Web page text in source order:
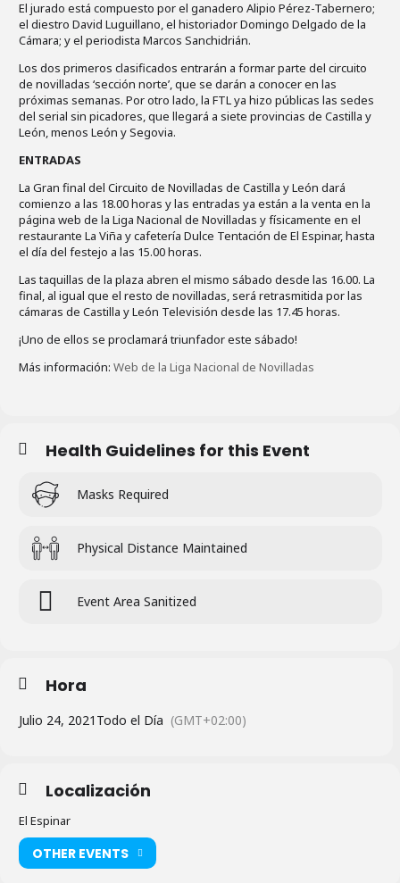
El jurado está compuesto por el ganadero Alipio Pérez-Tabernero;
el diestro David Luguillano, el historiador Domingo Delgado de la
Cámara; y el periodista Marcos Sanchidrián.
Los dos primeros clasificados entrarán a formar parte del circuito
de novilladas ‘sección norte’, que se darán a conocer en las
próximas semanas. Por otro lado, la FTL ya hizo públicas las sedes
del serial sin picadores, que llegará a siete provincias de Castilla y
León, menos León y Segovia.
ENTRADAS
La Gran final del Circuito de Novilladas de Castilla y León dará
comienzo a las 18.00 horas y las entradas ya están a la venta en la
página web de la Liga Nacional de Novilladas y físicamente en el
restaurante La Viña y cafetería Dulce Tentación de El Espinar, hasta
el día del festejo a las 15.00 horas.
Las taquillas de la plaza abren el mismo sábado desde las 16.00. La
final, al igual que el resto de novilladas, será retrasmitida por las
cámaras de Castilla y León Televisión desde las 17.45 horas.
¡Uno de ellos se proclamará triunfador este sábado!
Más información: Web de la Liga Nacional de Novilladas
Health Guidelines for this Event
Masks Required
Physical Distance Maintained
Event Area Sanitized
Hora
Julio 24, 2021 Todo el Día (GMT+02:00)
Localización
El Espinar
OTHER EVENTS